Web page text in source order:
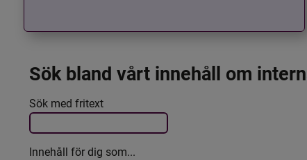
Sök bland vårt innehåll om
Filtrera resultatet
Det här formuläret postas automatiskt
Sök med fritext
Innehåll för dig som...